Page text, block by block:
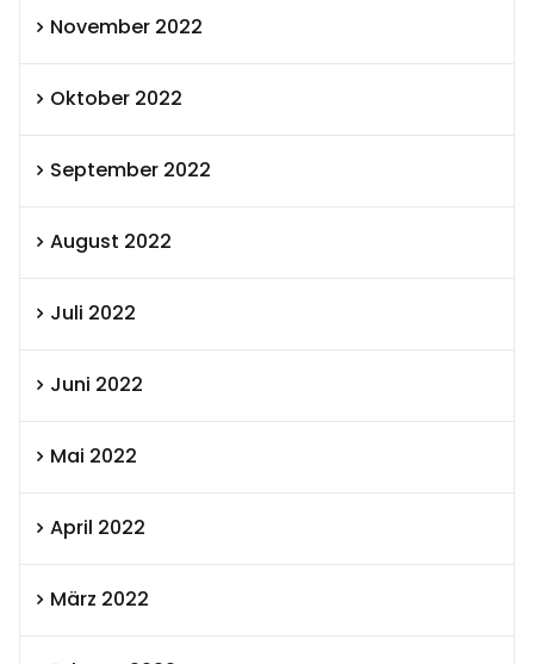
November 2022
Oktober 2022
September 2022
August 2022
Juli 2022
Juni 2022
Mai 2022
April 2022
März 2022